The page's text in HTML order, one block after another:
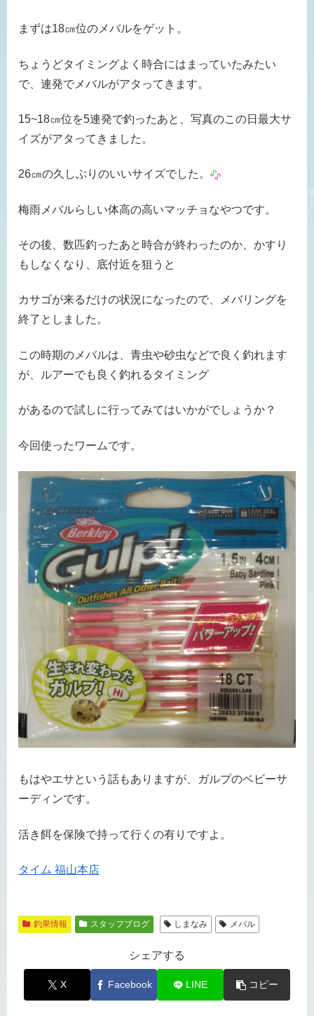
まずは18㎝位のメバルをゲット。
ちょうどタイミングよく時合にはまっていたみたい
で、連発でメバルがアタってきます。
15~18㎝位を5連発で釣ったあと、写真のこの日最大サ
イズがアタってきました。
26㎝の久しぶりのいいサイズでした。
梅雨メバルらしい体高の高いマッチョなやつです。
その後、数匹釣ったあと時合が終わったのか、かすり
もしなくなり、底付近を狙うと
カサゴが来るだけの状況になったので、メバリングを
終了としました。
この時期のメバルは、青虫や砂虫などで良く釣れます
が、ルアーでも良く釣れるタイミング
があるので試しに行ってみてはいかがでしょうか？
今回使ったワームです。
もはやエサという話もありますが、ガルプのベビーサ
ーディンです。
活き餌を保険で持って行くの有りですよ。
タイム 福山本店
釣果情報 スタッフブログ しまなみ メバル
シェアする
X Facebook LINE コピー